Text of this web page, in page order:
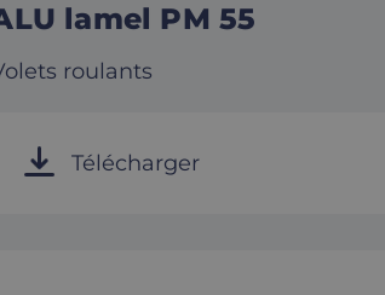
lamel PM 55
roulants
Télécharger